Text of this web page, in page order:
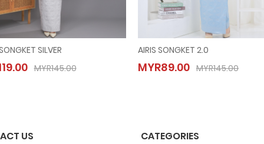
SILVER
MYR145.00
AISYA SONGKET SILVER
MYR119.00 MYR145.00
AIRIS SONGKET 2.0
MYR89.00 MYR145.00
AIRIS SONGKET 2.0
MYR89.00
MYR145.00
US CATEGORIES